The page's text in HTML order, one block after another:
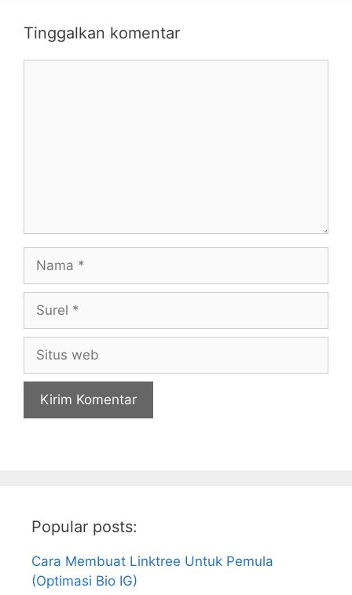
Tinggalkan komentar
Nama
Surel
Situs
web
Popular posts:
Cara Membuat Linktree Untuk Pemula
(Optimasi Bio IG)